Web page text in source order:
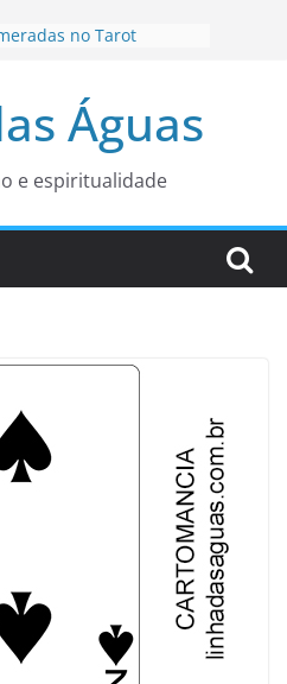
no Tarot
Tarot
no Tarot
Águas
e espiritualidade